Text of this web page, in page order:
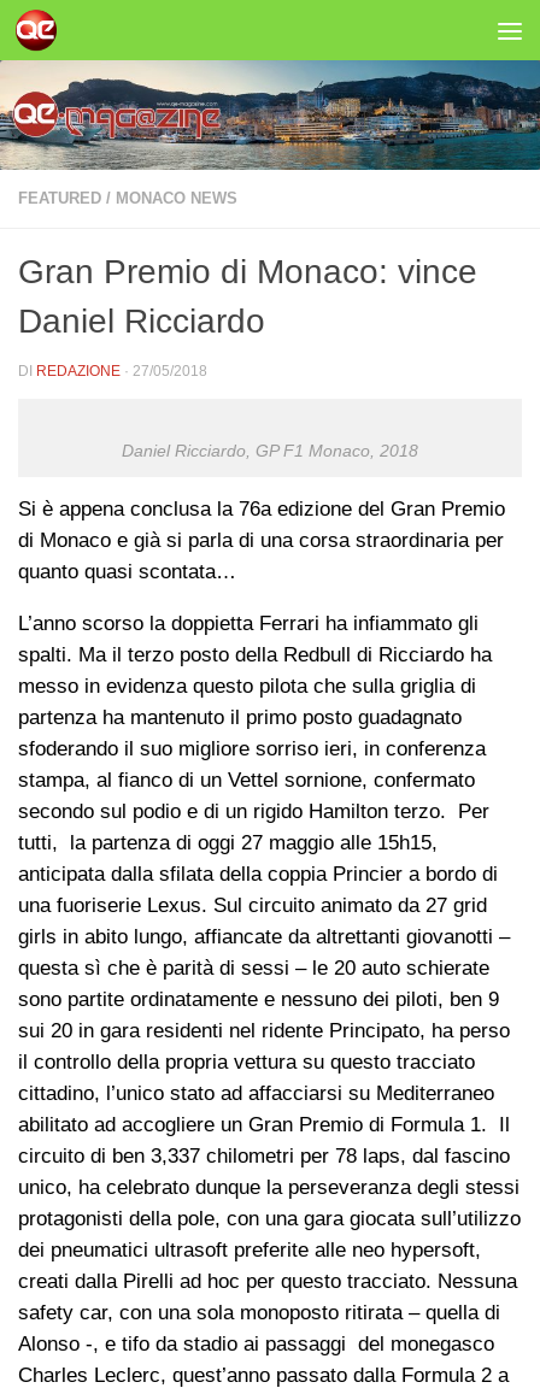
Salta al contenuto
FEATURED / MONACO NEWS
Gran Premio di Monaco: vince
Daniel Ricciardo
DI REDAZIONE · 27/05/2018
Daniel Ricciardo, GP F1 Monaco, 2018
Si è appena conclusa la 76a edizione del Gran Premio
di Monaco e già si parla di una corsa straordinaria per
quanto quasi scontata…
L’anno scorso la doppietta Ferrari ha infiammato gli
spalti. Ma il terzo posto della Redbull di Ricciardo ha
messo in evidenza questo pilota che sulla griglia di
partenza ha mantenuto il primo posto guadagnato
sfoderando il suo migliore sorriso ieri, in conferenza
stampa, al fianco di un Vettel sornione, confermato
secondo sul podio e di un rigido Hamilton terzo. Per
tutti, la partenza di oggi 27 maggio alle 15h15,
anticipata dalla sfilata della coppia Princier a bordo di
una fuoriserie Lexus. Sul circuito animato da 27 grid
girls in abito lungo, affiancate da altrettanti giovanotti –
questa sì che è parità di sessi – le 20 auto schierate
sono partite ordinatamente e nessuno dei piloti, ben 9
sui 20 in gara residenti nel ridente Principato, ha perso
il controllo della propria vettura su questo tracciato
cittadino, l’unico stato ad affacciarsi su Mediterraneo
abilitato ad accogliere un Gran Premio di Formula 1. Il
circuito di ben 3,337 chilometri per 78 laps, dal fascino
unico, ha celebrato dunque la perseveranza degli stessi
protagonisti della pole, con una gara giocata sull’utilizzo
dei pneumatici ultrasoft preferite alle neo hypersoft,
creati dalla Pirelli ad hoc per questo tracciato. Nessuna
safety car, con una sola monoposto ritirata – quella di
Alonso -, e tifo da stadio ai passaggi del monegasco
Charles Leclerc, quest’anno passato dalla Formula 2 a